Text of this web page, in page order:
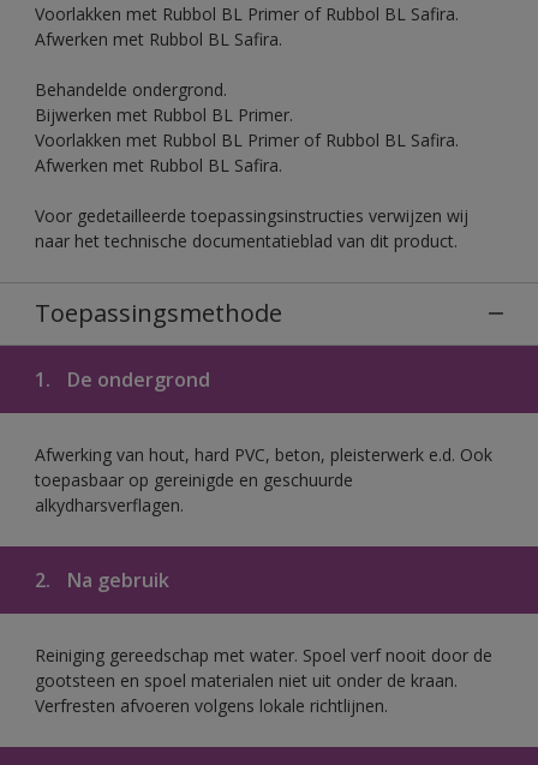
Voorlakken met Rubbol BL Primer of Rubbol BL Safira.
Afwerken met Rubbol BL Safira.
Behandelde ondergrond.
Bijwerken met Rubbol BL Primer.
Voorlakken met Rubbol BL Primer of Rubbol BL Safira.
Afwerken met Rubbol BL Safira.
Voor gedetailleerde toepassingsinstructies verwijzen wij
naar het technische documentatieblad van dit product.
Toepassingsmethode
1. De ondergrond
Afwerking van hout, hard PVC, beton, pleisterwerk e.d. Ook
toepasbaar op gereinigde en geschuurde
alkydharsverflagen.
2. Na gebruik
Reiniging gereedschap met water. Spoel verf nooit door de
gootsteen en spoel materialen niet uit onder de kraan.
Verfresten afvoeren volgens lokale richtlijnen.